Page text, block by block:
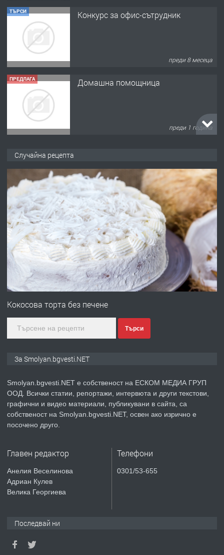
ТЪРСИ Конкурс за офис-сътрудник
преди 8 месеца
ПРЕДЛАГА Домашна помощница
преди 1 година
преди 2 години
ПРЕДЛАГА
УДЪЛЖАВАНЕ НА ЧОВЕШКИЯТ
ЖИВОТ И ПОДОБРЯВАНЕ НА
НЕГОВОТО КАЧЕСТВО
преди 2 години
ПРЕДЛАГА Имот в Северна Гърция, до Кавала
преди 2 години
ПРЕДЛАГА КЪЩА В МАРОНЯ
ТЪРСИ
Случайна рецепта
Кокосова торта без печене
Търси
За Smolyan.bgvesti.NET
Smolyan.bgvesti.NET е собственост на ЕСКОМ МЕДИА ГРУП
ООД. Всички статии, репортажи, интервюта и други текстови,
графични и видео материали, публикувани в сайта, са
собственост на Smolyan.bgvesti.NET, освен ако изрично е
посочено друго.
Главен редактор
Анелия Веселинова
Адриан Кулев
Велика Георгиева
Телефони
0301/53-655
Последвай ни